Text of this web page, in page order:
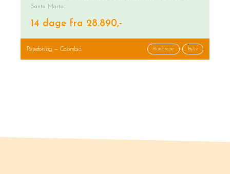
Santa Marta
14 dage fra 28.890,-
Rejseforslag — Colombia Rundrejse Byliv